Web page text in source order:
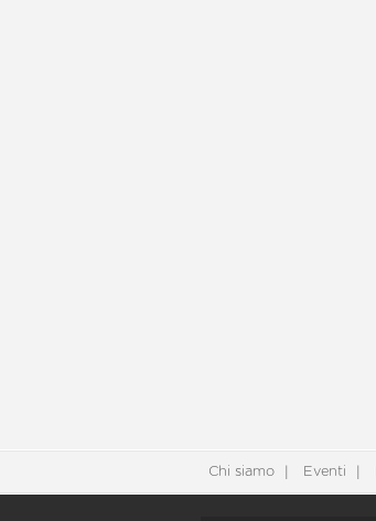
Chi siamo Eventi